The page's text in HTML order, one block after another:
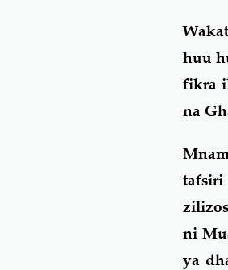
huu
fikra
na
ni
ya